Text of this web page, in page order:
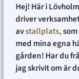
Hej! Här i
driver
avstallplats,
med mina egna
gården! Har du
jag skrivit om är